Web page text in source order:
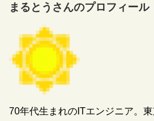
まるとうさんのプロフィール
70年代生まれのITエンジニア。東